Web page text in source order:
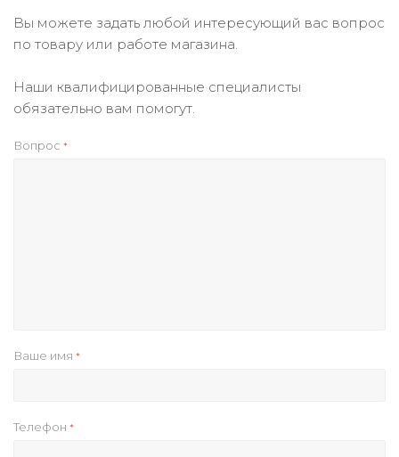
Вы можете задать любой интересующий вас вопрос
по товару или работе магазина.
Наши квалифицированные специалисты
обязательно вам помогут.
Вопрос *
Ваше имя *
Телефон *